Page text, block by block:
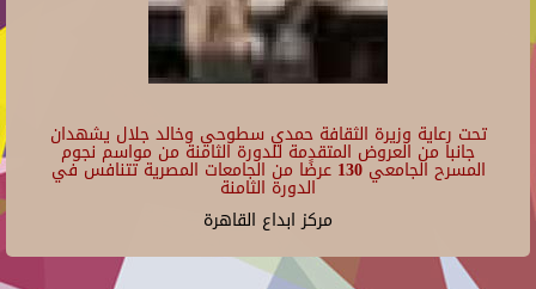
تحت رعاية وزيرة الثقافة حمدي سطوحي وخالد جلال يشهدان
جانبا من العروض المتقدمة للدورة الثامنة من مواسم نجوم
المسرح الجامعي 130 عرضًا من الجامعات المصرية تتنافس في
الدورة الثامنة
مركز ابداع القاهرة